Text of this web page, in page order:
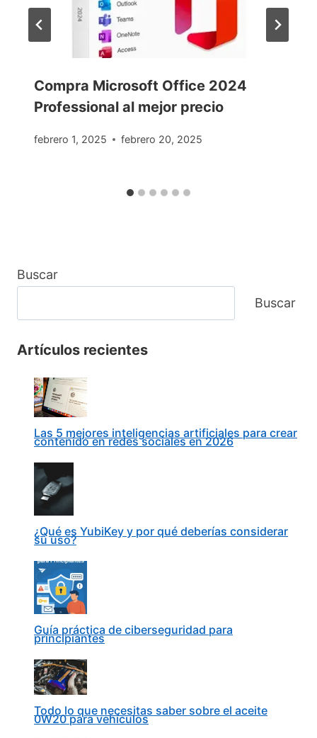
Compra Microsoft Office 2024
Professional al mejor precio
febrero 1, 2025 febrero 20, 2025
Buscar
Buscar
Artículos recientes
Las 5 mejores inteligencias artificiales para crear
contenido en redes sociales en 2026
¿Qué es YubiKey y por qué deberías considerar
su uso?
Guía práctica de ciberseguridad para
principiantes
Todo lo que necesitas saber sobre el aceite
0W20 para vehículos